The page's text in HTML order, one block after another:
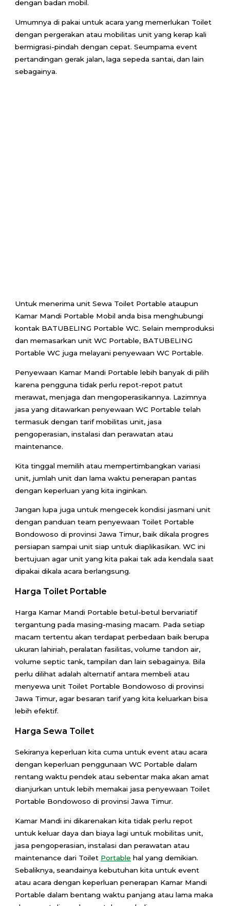
dengan badan mobil.
Umumnya di pakai untuk acara yang memerlukan Toilet
dengan pergerakan atau mobilitas unit yang kerap kali
bermigrasi-pindah dengan cepat. Seumpama event
pertandingan gerak jalan, laga sepeda santai, dan lain
sebagainya.
Untuk menerima unit Sewa Toilet Portable ataupun
Kamar Mandi Portable Mobil anda bisa menghubungi
kontak BATUBELING Portable WC. Selain memproduksi
dan memasarkan unit WC Portable, BATUBELING
Portable WC juga melayani penyewaan WC Portable.
Penyewaan Kamar Mandi Portable lebih banyak di pilih
karena pengguna tidak perlu repot-repot patut
merawat, menjaga dan mengoperasikannya. Lazimnya
jasa yang ditawarkan penyewaan WC Portable telah
termasuk dengan tarif mobilitas unit, jasa
pengoperasian, instalasi dan perawatan atau
maintenance.
Kita tinggal memilih atau mempertimbangkan variasi
unit, jumlah unit dan lama waktu penerapan pantas
dengan keperluan yang kita inginkan.
Jangan lupa juga untuk mengecek kondisi jasmani unit
dengan panduan team penyewaan Toilet Portable
Bondowoso di provinsi Jawa Timur, baik dikala progres
persiapan sampai unit siap untuk diaplikasikan. WC ini
bertujuan agar unit yang kita pakai tak ada kendala saat
dipakai dikala acara berlangsung.
Harga Toilet Portable
Harga Kamar Mandi Portable betul-betul bervariatif
tergantung pada masing-masing macam. Pada setiap
macam tertentu akan terdapat perbedaan baik berupa
ukuran lahiriah, peralatan fasilitas, volume tandon air,
volume septic tank, tampilan dan lain sebagainya. Bila
perlu dilihat adalah alternatif antara membeli atau
menyewa unit Toilet Portable Bondowoso di provinsi
Jawa Timur, agar besaran tarif yang kita keluarkan bisa
lebih efektif.
Harga Sewa Toilet
Sekiranya keperluan kita cuma untuk event atau acara
dengan keperluan penggunaan WC Portable dalam
rentang waktu pendek atau sebentar maka akan amat
dianjurkan untuk lebih memakai jasa penyewaan Toilet
Portable Bondowoso di provinsi Jawa Timur.
Kamar Mandi ini dikarenakan kita tidak perlu repot
untuk keluar daya dan biaya lagi untuk mobilitas unit,
jasa pengoperasian, instalasi dan perawatan atau
maintenance dari Toilet Portable hal yang demikian.
Sebaliknya, seandainya kebutuhan kita untuk event
atau acara dengan keperluan penerapan Kamar Mandi
Portable dalam bentang waktu panjang atau lama maka